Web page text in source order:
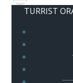
TURRIST